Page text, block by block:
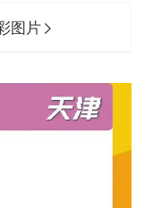
图片